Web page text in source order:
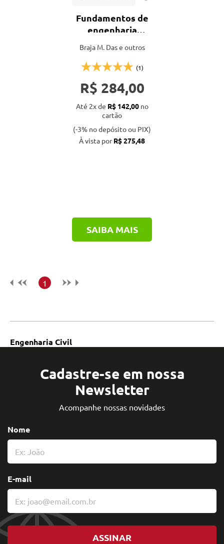
Fundamentos de
engenharia
ed.
Braja M. Das e outros
(1)
R$ 284,00
Até 2x de R$ 142,00no
cartão
(-3% no depósito ou PIX)
À vista porR$ 275,48
SAIBA MAIS
1
Engenharia Civil
Cadastre-se em nossa
Newsletter
Acompanhe nossas novidades
Nome
E-mail
ASSINAR